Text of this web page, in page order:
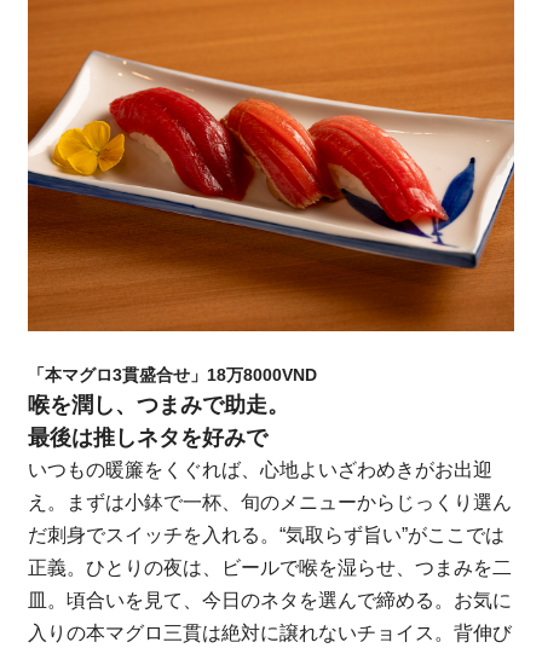
「本マグロ3貫盛合せ」18万8000VND
喉を潤し、つまみで助走。
最後は推しネタを好みで
いつもの暖簾をくぐれば、心地よいざわめきがお出迎
え。まずは小鉢で一杯、旬のメニューからじっくり選ん
だ刺身でスイッチを入れる。“気取らず旨い”がここでは
正義。ひとりの夜は、ビールで喉を湿らせ、つまみを二
皿。頃合いを見て、今日のネタを選んで締める。お気に
入りの本マグロ三貫は絶対に譲れないチョイス。背伸び